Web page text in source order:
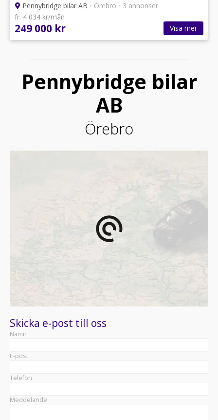
Pennybridge bilar AB • Örebro • 3 annonser
fr. 4 034 kr/mån
249 000 kr Visa mer
Pennybridge bilar
AB
Örebro
Skicka e-post till oss
Namn
E-post
Telefon
Meddelande